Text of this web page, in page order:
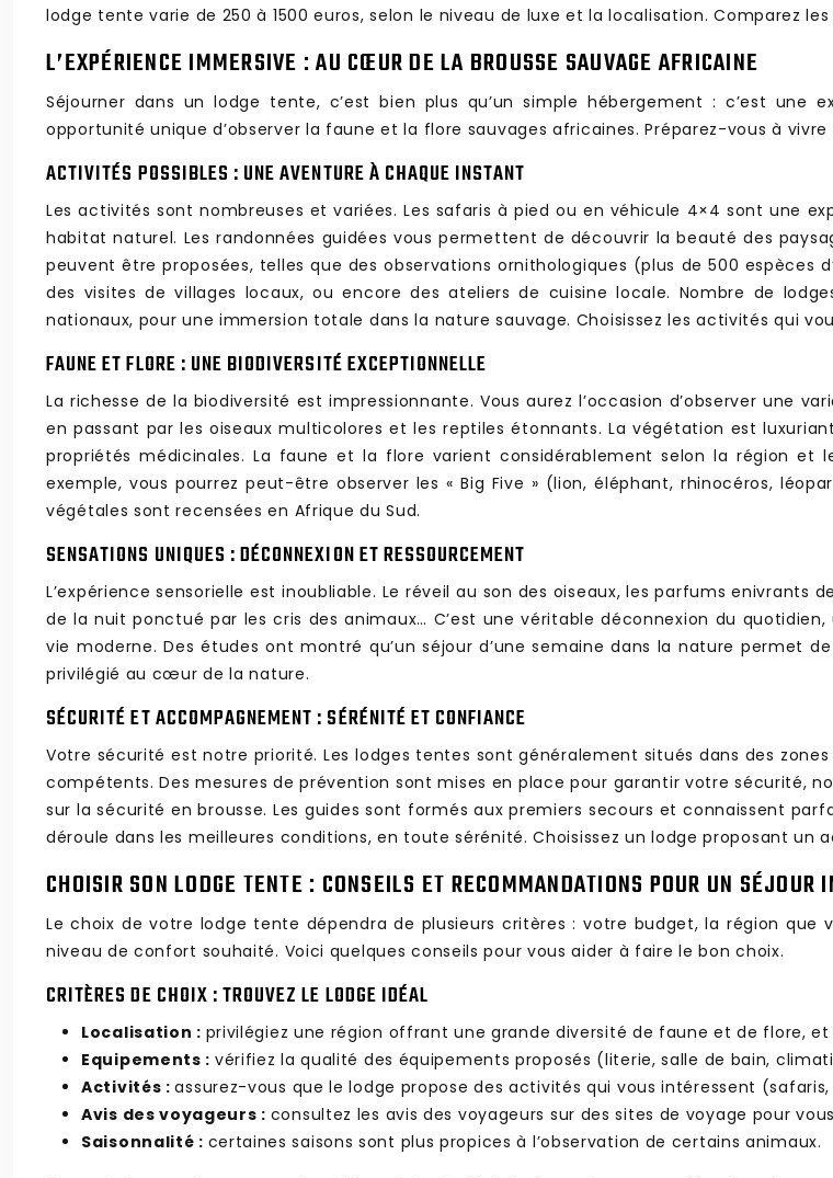
lodge tente varie de 250 à 1500 euros, selon le niveau de luxe et la localisation. Comparez
L’EXPÉRIENCE IMMERSIVE : AU CŒUR DE LA BROUSSE SAUVAGE AFRICAINE
Séjourner dans un lodge tente, c’est bien plus qu’un simple hébergement : c’est
opportunité unique d’observer la faune et la flore sauvages africaines. Préparez-vous à
ACTIVITÉS POSSIBLES : UNE AVENTURE À CHAQUE INSTANT
Les activités sont nombreuses et variées. Les safaris à pied ou en véhicule 4×4 sont une
habitat naturel. Les randonnées guidées vous permettent de découvrir la beauté des
peuvent être proposées, telles que des observations ornithologiques (plus de 500 espèces
des visites de villages locaux, ou encore des ateliers de cuisine locale. Nombre de
nationaux, pour une immersion totale dans la nature sauvage. Choisissez les activités qui
FAUNE ET FLORE : UNE BIODIVERSITÉ EXCEPTIONNELLE
La richesse de la biodiversité est impressionnante. Vous aurez l’occasion d’observer une
en passant par les oiseaux multicolores et les reptiles étonnants. La végétation est
propriétés médicinales. La faune et la flore varient considérablement selon la région et
exemple, vous pourrez peut-être observer les « Big Five » (lion, éléphant, rhinocéros,
végétales sont recensées en Afrique du Sud.
SENSATIONS UNIQUES : DÉCONNEXION ET RESSOURCEMENT
L’expérience sensorielle est inoubliable. Le réveil au son des oiseaux, les parfums
de la nuit ponctué par les cris des animaux… C’est une véritable déconnexion du
vie moderne. Des études ont montré qu’un séjour d’une semaine dans la nature permet
privilégié au cœur de la nature.
SÉCURITÉ ET ACCOMPAGNEMENT : SÉRÉNITÉ ET CONFIANCE
Votre sécurité est notre priorité. Les lodges tentes sont généralement situés dans des
compétents. Des mesures de prévention sont mises en place pour garantir votre
sur la sécurité en brousse. Les guides sont formés aux premiers secours et connaissent
déroule dans les meilleures conditions, en toute sérénité. Choisissez un lodge proposant un
CHOISIR SON LODGE TENTE : CONSEILS ET RECOMMANDATIONS POUR UN SÉJOUR
Le choix de votre lodge tente dépendra de plusieurs critères : votre budget, la région
niveau de confort souhaité. Voici quelques conseils pour vous aider à faire le bon choix.
CRITÈRES DE CHOIX : TROUVEZ LE LODGE IDÉAL
Localisation : privilégiez une région offrant une grande diversité de faune et de flore,
Equipements : vérifiez la qualité des équipements proposés (literie, salle de bain,
Activités :assurez-vous que le lodge propose des activités qui vous intéressent
Avis des voyageurs : consultez les avis des voyageurs sur des sites de voyage pour
Saisonnalité : certaines saisons sont plus propices à l’observation de certains animaux.